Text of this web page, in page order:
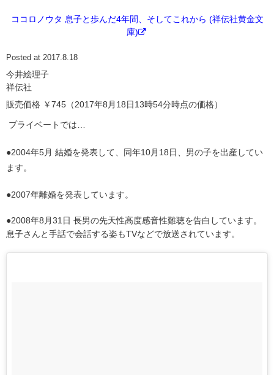
ココロノウタ 息子と歩んだ4年間、そしてこれから (祥伝社黄金文
庫)
Posted at 2017.8.18
今井絵理子
祥伝社
販売価格 ￥745（2017年8月18日13時54分時点の価格）
プライベートでは…
●2004年5月 結婚を発表して、同年10月18日、男の子を出産してい
ます。
●2007年離婚を発表しています。
●2008年8月31日 長男の先天性高度感音性難聴を告白しています。
息子さんと手話で会話する姿もTVなどで放送されています。